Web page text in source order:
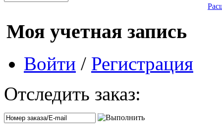
Моя учетная запись
Войти / Регистрация
Отследить заказ: